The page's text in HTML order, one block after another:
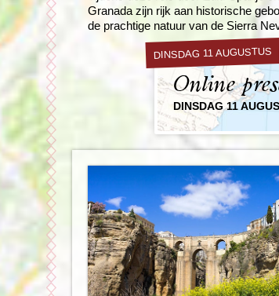
Granada zijn rijk aan historische
de prachtige natuur van de Sierra
DINSDAG 11 AUGUSTUS
Online
DINSDAG 11